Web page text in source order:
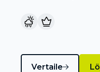
Vertaile